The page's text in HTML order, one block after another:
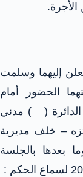
إليهما وسلمت
الحضور أمام
الدائرة ( ) مدني
– خلف مديرية
بعدها بالجلسة